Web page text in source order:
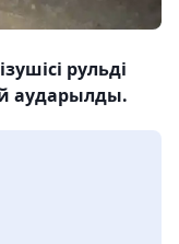
рульді
аударылды.